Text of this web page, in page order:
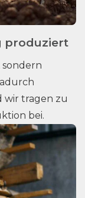
produziert
tragen zu
bei.